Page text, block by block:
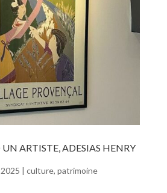
UN ARTISTE, ADESIAS HENRY
| culture, patrimoine